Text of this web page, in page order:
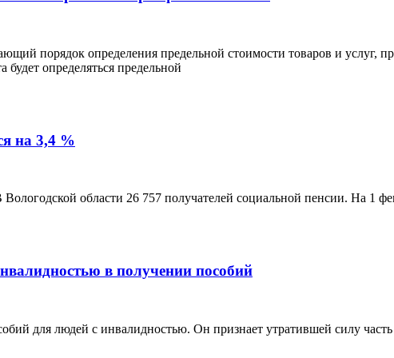
порядок определения предельной стоимости товаров и услуг,
определяться предельной
на 3,4 %
области 26 757 получателей социальной пенсии. На 1
в получении пособий
для людей с инвалидностью. Он признает утратившей силу